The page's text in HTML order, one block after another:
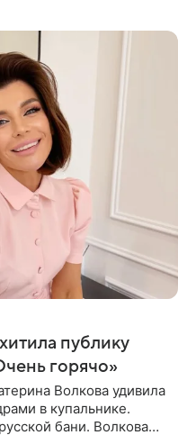
публику
горячо»
Волкова удивила
в купальнике.
бани. Волкова